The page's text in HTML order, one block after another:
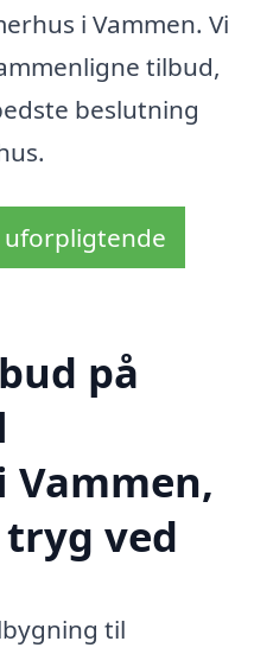
i Vammen. Vi
tilbud,
beslutning
uforpligtende
på
Vammen,
ved
til